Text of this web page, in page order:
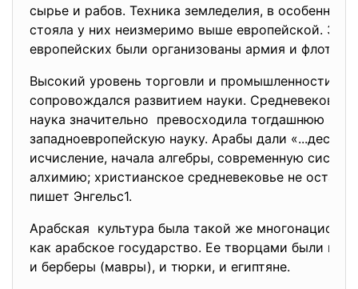
сырье и рабов. Техника земледелия, в
стояла у них неизмеримо выше европейской.
европейских были организованы армия и флот.
Высокий уровень торговли и промышленности
сопровождался развитием науки. Средневековая
наука значительно превосходила тогдашнюю
западноевропейскую науку. Арабы дали
исчисление, начала алгебры, современную
алхимию; христианское средневековье не
пишет Энгельс1.
Арабская культура была такой же
как арабское государство. Ее творцами были и
и берберы (мавры), и тюрки, и египтяне.